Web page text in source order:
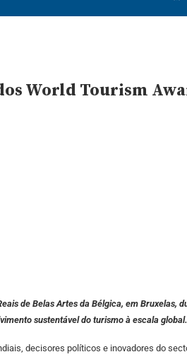
World Tourism
de Belas Artes da Bélgica, em Bruxelas,
sustentável do turismo à escala global.
decisores políticos e inovadores do